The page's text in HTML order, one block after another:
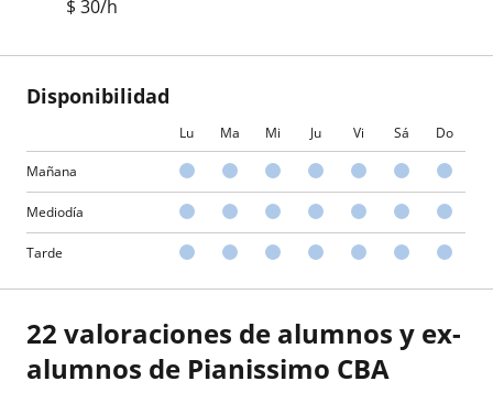
$ 30/h
Disponibilidad
Lu Ma Mi Ju Vi Sá Do
Mañana
Mediodía
Tarde
22 valoraciones de alumnos y ex-
alumnos de Pianissimo CBA